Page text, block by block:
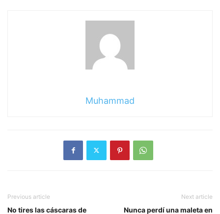
Muhammad
Previous article
No tires las cáscaras de
Next article
Nunca perdí una maleta en